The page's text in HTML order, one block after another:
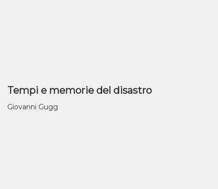
Tempi e memorie del disastro
Giovanni Gugg